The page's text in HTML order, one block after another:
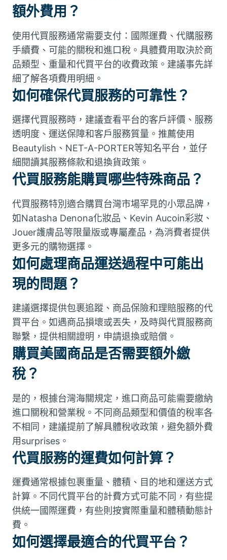
額外費用？
使用代買服務通常需要支付：國際運費、代購服務
手續費、可能的關稅和進口稅。具體費用取決於商
品類型、重量和代買平台的收費政策。建議事先詳
細了解各項費用明細。
如何確保代買服務的可靠性？
選擇代買服務時，建議查看平台的客戶評價、服務
透明度、運送保障和客戶服務質量。推薦使用
Beautylish、NET-A-PORTER等知名平台，並仔
細閱讀其服務條款和退換貨政策。
代買服務能購買哪些特殊商品？
代買服務特別適合購買台灣市場罕見的小眾品牌，
如Natasha Denona化妝品、Kevin Aucoin彩妝、
Jouer護膚品等限量版或專屬產品，為消費者提供
更多元的購物選擇。
如何處理商品運送過程中可能出
現的問題？
建議選擇提供包裹追蹤、商品保險和理賠服務的代
買平台。如遇商品損壞或丟失，及時與代買服務商
聯繫，提供相關證明，申請退換或賠償。
購買美國商品是否需要額外繳
稅？
是的，根據台灣海關規定，進口商品可能需要繳納
進口關稅和營業稅。不同商品類型和價值的稅率各
不相同，建議提前了解具體稅收政策，避免額外費
用surprises。
代買服務的運費如何計算？
運費通常根據包裹重量、體積、目的地和運送方式
計算。不同代買平台的計費方式可能不同，有些提
供統一國際運費，有些則按實際重量和體積動態計
費。
如何選擇最適合的代買平台？